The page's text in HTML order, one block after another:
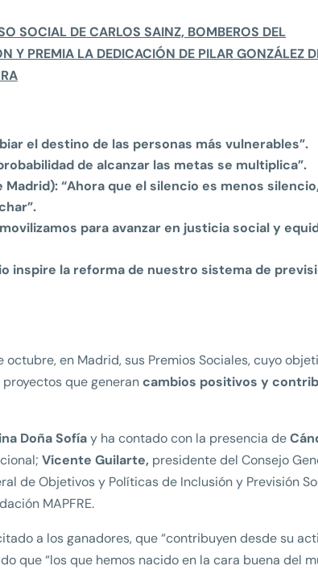
SOCIAL DE CARLOS SAINZ, BOMBEROS DEL
Y PREMIA LA DEDICACIÓN DE PILAR GONZÁLEZ
el destino de las personas más vulnerables”.
de alcanzar las metas se multiplica”.
“Ahora que el silencio es menos silencio,
para avanzar en justicia social y
inspire la reforma de nuestro sistema de
octubre, en Madrid, sus Premios Sociales, cuyo
que generancambios positivos y
Doña Sofíay ha contado con la presencia de
Vicente Guilarte, presidente del Consejo
de Objetivos y Políticas de Inclusión y Previsión
MAPFRE.
a los ganadores, que “contribuyen desde su
que “los que hemos nacido en la cara buena del